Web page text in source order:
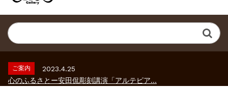
ギャラリーシーズ「秋の美術散歩 京都・大...
ご案内
2026.2.17
ご案内
2023.4.25
心のふるさとー安田侃彫刻講演「アルテピア...